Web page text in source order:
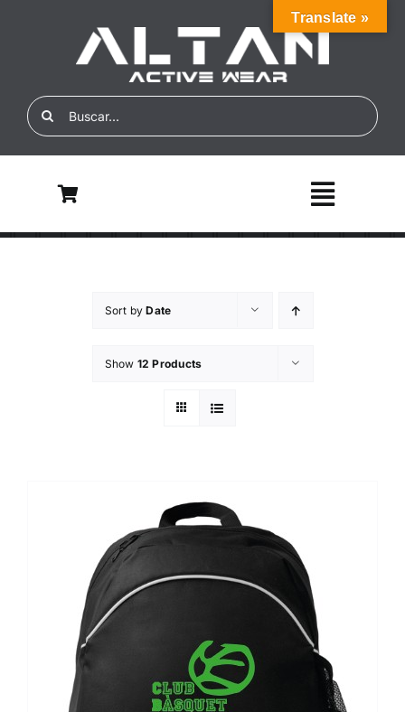
Search
for:
Toggle
TRABAJOS REALIZADOS
CONTACTO
Sort byDate
Show 12 Products
Translate »